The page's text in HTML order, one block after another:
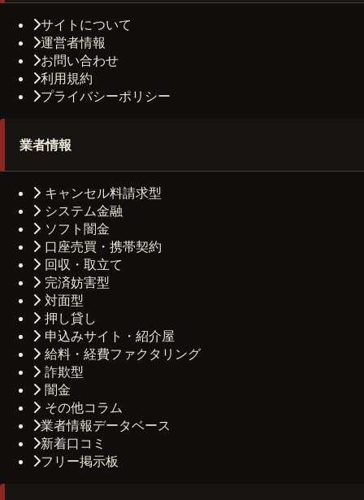
サイトについて
運営者情報
お問い合わせ
利用規約
プライバシーポリシー
業者情報
キャンセル料請求型
システム金融
ソフト闇金
口座売買・携帯契約
回収・取立て
完済妨害型
対面型
押し貸し
申込みサイト・紹介屋
給料・経費ファクタリング
詐欺型
闇金
その他コラム
業者情報データベース
新着口コミ
フリー掲示板